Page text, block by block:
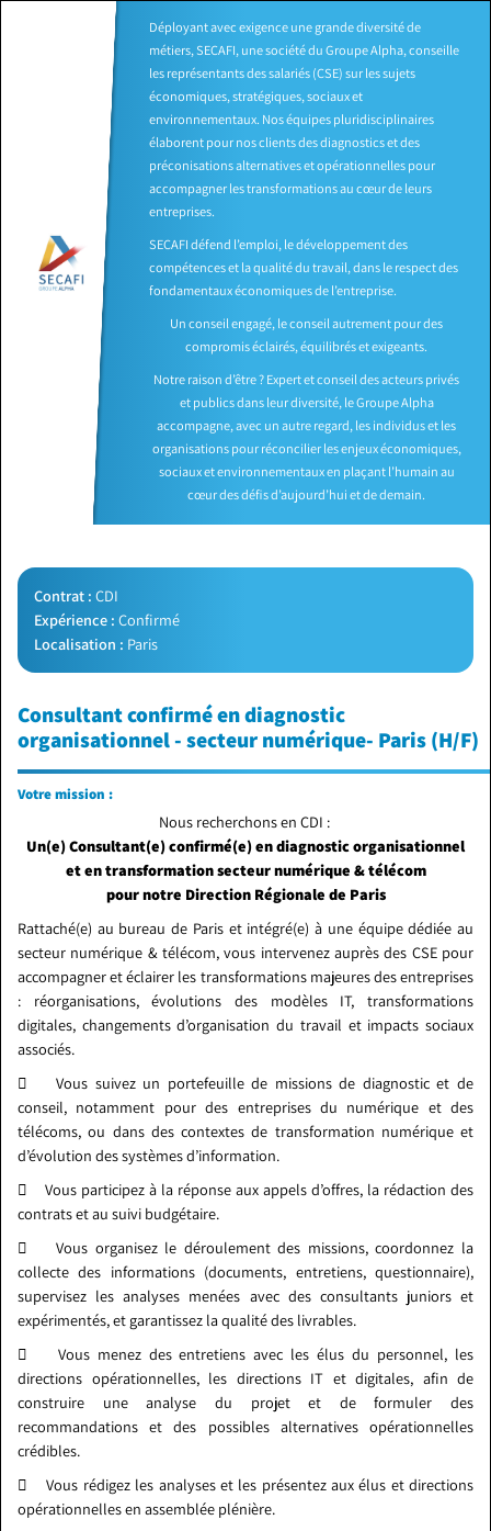
Déployant avec exigence une grande diversité de
métiers, SECAFI, une société du Groupe Alpha, conseille
les représentants des salariés (CSE) sur les sujets
économiques, stratégiques, sociaux et
environnementaux. Nos équipes pluridisciplinaires
élaborent pour nos clients des diagnostics et des
préconisations alternatives et opérationnelles pour
accompagner les transformations au cœur de leurs
entreprises.
SECAFI défend l’emploi, le développement des
compétences et la qualité du travail, dans le respect des
fondamentaux économiques de l’entreprise.
Un conseil engagé, le conseil autrement pour des
compromis éclairés, équilibrés et exigeants.
Notre raison d’être ? Expert et conseil des acteurs privés
et publics dans leur diversité, le Groupe Alpha
accompagne, avec un autre regard, les individus et les
organisations pour réconcilier les enjeux économiques,
sociaux et environnementaux en plaçant l’humain au
cœur des défis d’aujourd’hui et de demain.
Contrat : CDI
Expérience : Confirmé
Localisation : Paris
Consultant confirmé en diagnostic
organisationnel - secteur numérique- Paris (H/F)
Votre mission :
Nous recherchons en CDI :
Un(e) Consultant(e) confirmé(e) en diagnostic organisationnel
et en transformation secteur numérique & télécom
pour notre Direction Régionale de Paris
Rattaché(e) au bureau de Paris et intégré(e) à une équipe dédiée au
secteur numérique & télécom, vous intervenez auprès des CSE pour
accompagner et éclairer les transformations majeures des entreprises
: réorganisations, évolutions des modèles IT, transformations
digitales, changements d’organisation du travail et impacts sociaux
associés.
 Vous suivez un portefeuille de missions de diagnostic et de
conseil, notamment pour des entreprises du numérique et des
télécoms, ou dans des contextes de transformation numérique et
d’évolution des systèmes d’information.
 Vous participez à la réponse aux appels d’offres, la rédaction des
contrats et au suivi budgétaire.
 Vous organisez le déroulement des missions, coordonnez la
collecte des informations (documents, entretiens, questionnaire),
supervisez les analyses menées avec des consultants juniors et
expérimentés, et garantissez la qualité des livrables.
 Vous menez des entretiens avec les élus du personnel, les
directions opérationnelles, les directions IT et digitales, afin de
construire une analyse du projet et de formuler des
recommandations et des possibles alternatives opérationnelles
crédibles.
 Vous rédigez les analyses et les présentez aux élus et directions
opérationnelles en assemblée plénière.